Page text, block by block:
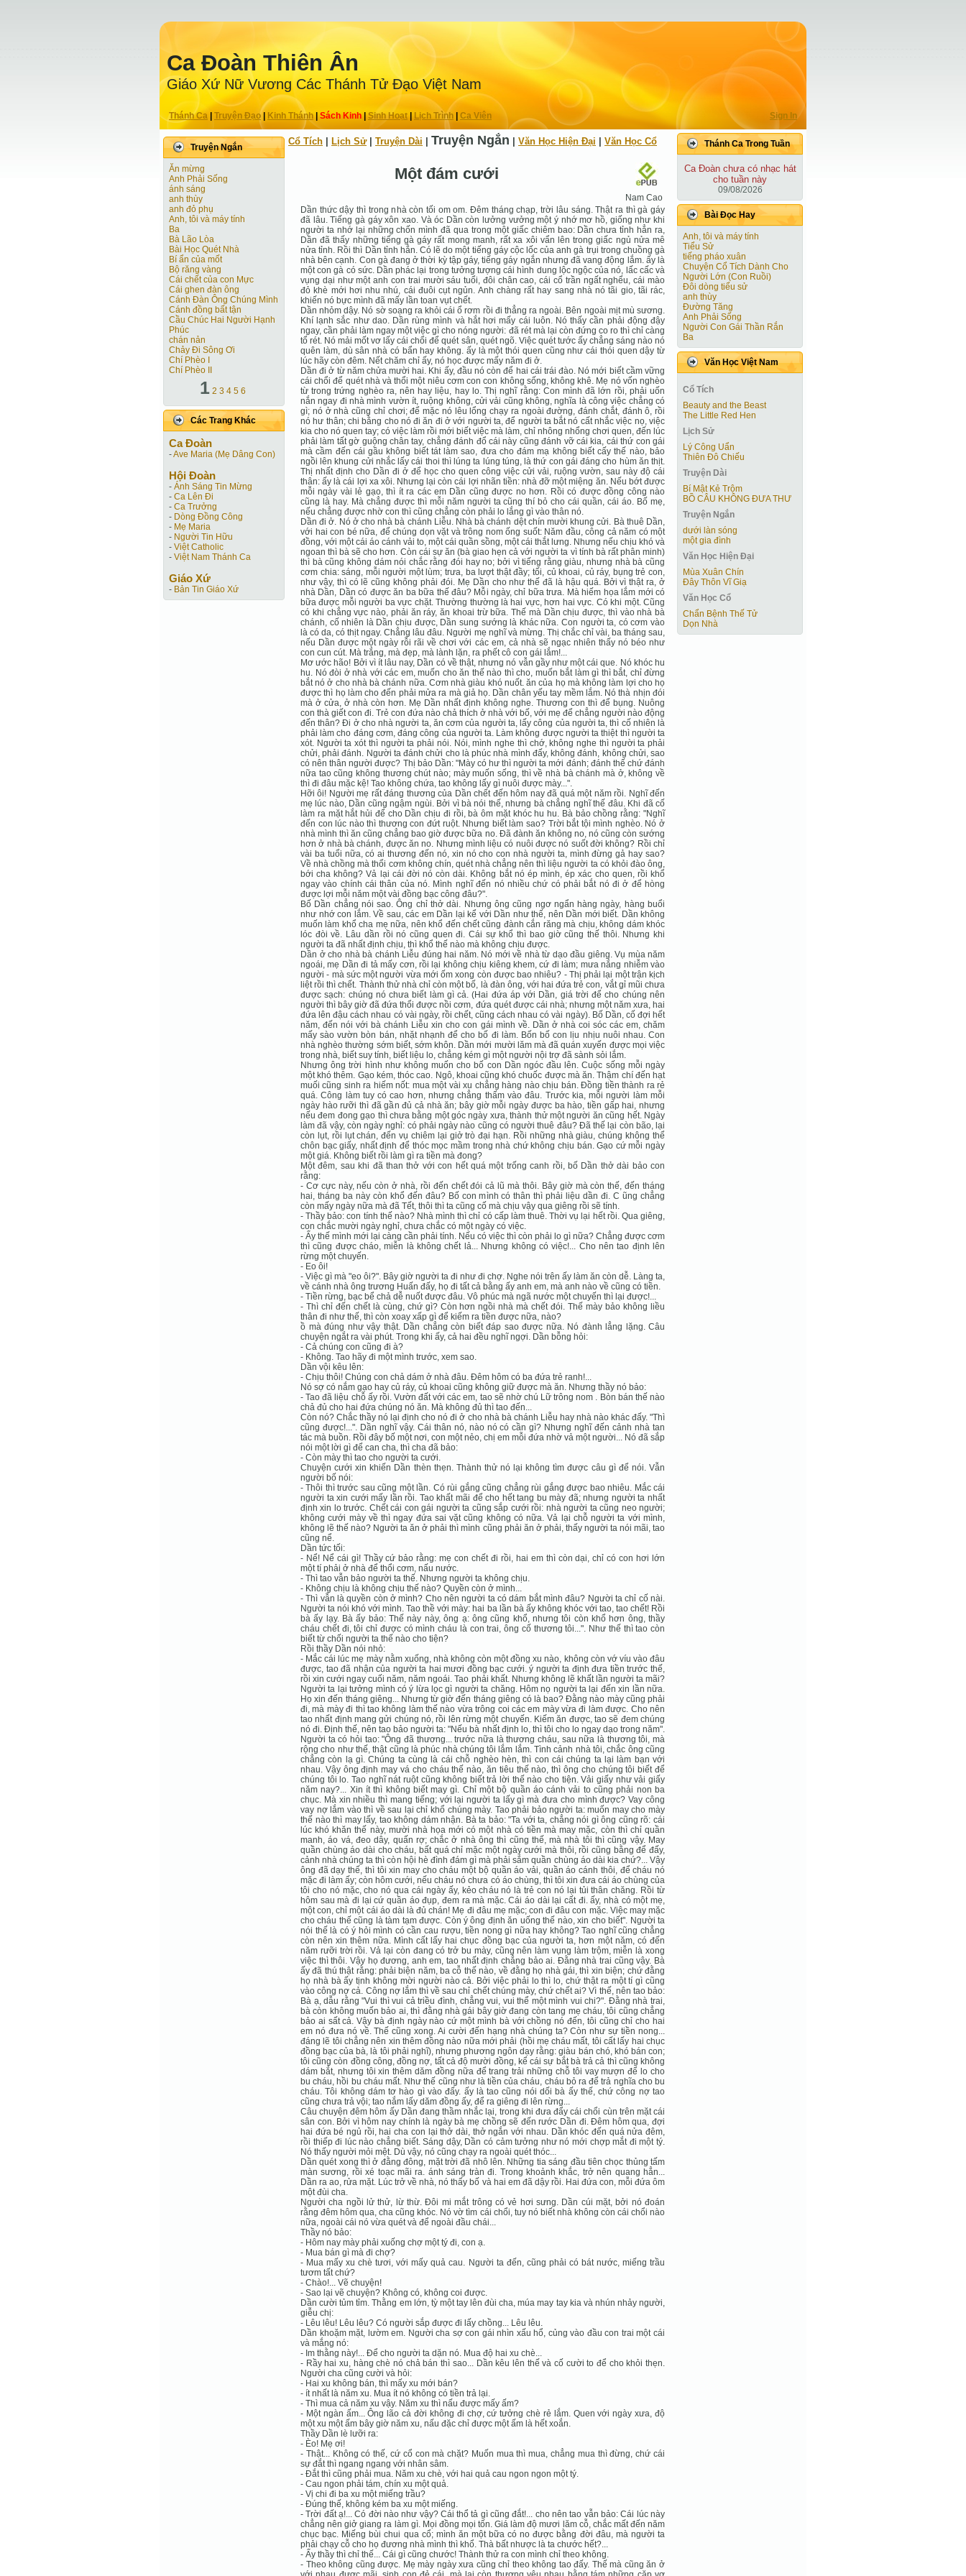
Ca Ðoàn Thiên Ân
Giáo Xứ Nữ Vương Các Thánh Tử Ðạo Việt Nam
Thánh Ca Truyện Ðạo| Kinh Thánh Sách Kinh|Sinh Hoạt| Lịch Trình Ca Viên Sign In
Truyện Ngắn
Ăn mừng
Anh Phải Sống
ánh sáng
anh thùy
anh đỏ phụ
Anh, tôi và máy tính
Ba
Bà Lão Lòa
Bài Học Quét Nhà
Bí ẩn của mốt
Bộ răng vàng
Cái chết của con Mực
Cái ghen đàn ông
Cánh Ðàn Ông Chúng Mình
Cánh đồng bất tận
Cầu Chúc Hai Người Hạnh
Phúc
chán nản
Chảy Đi Sông Ơi
Chí Phèo I
Chí Phèo II
1 2 3 4 5 6
Các Trang Khác
Ca Ðoàn
-Ave Maria (Mẹ Dâng Con)
Hội Ðoàn
- Ánh Sáng Tin Mừng
- Ca Lên Đi
- Ca Trưởng
- Dòng Đồng Công
- Mẹ Maria
- Người Tin Hữu
- Việt Catholic
- Việt Nam Thánh Ca
Giáo Xứ
- Bản Tin Giáo Xứ
Cổ Tích Lịch Sử| Truyện Dài Truyện Ngắn Văn Học Hiện Ðại Văn Học Cổ
Một đám cưới
Nam Cao
Dần thức dậy thì trong nhà còn tối om om. Ðêm tháng chạp, trời lâu sáng. Thật ra thì gà gáy
đã lâu. Tiếng gà gáy xôn xao. Và óc Dần còn lưởng vưởng một ý nhớ mơ hồ, giống như khi
người ta nhớ lại những chốn mình đã qua trong một giấc chiêm bao: Dần chưa tỉnh hẳn ra,
Dần đã thấy những tiếng gà gáy rất mong manh, rất xa xôi vẩn lên trong giấc ngủ nửa mê
nửa tỉnh. Rồi thì Dần tỉnh hẳn. Có lẽ do một tiếng gáy cộc lốc của anh gà trụi trong chuồng gà
nhà bên cạnh. Con gà đang ở thời kỳ tập gáy, tiếng gáy ngắn nhưng đã vang động lắm. ấy là
một con gà có sức. Dần phác lại trong tưởng tượng cái hình dung lộc ngộc của nó, lấc cấc và
vụng dại như một anh con trai mười sáu tuổi, đôi chân cao, cái cổ trần ngất nghểu, cái mào
đỏ khè mới hơi nhu nhú, cái đuôi cụt ngủn. Anh chàng rất hay sang nhà nó tãi gio, tãi rác,
khiến nó bực mình đã mấy lần toan vụt chết.
Dần nhỏm dậy. Nó sờ soạng ra khỏi cái ổ rơm rồi đi thẳng ra ngoài. Bên ngoài mịt mù sương.
Khí lạnh sắc như dao. Dần rùng mình và hắt hơi mấy cái luôn. Nó thấy cần phải động đậy
ngay, cần phải làm ngay một việc gì cho nóng người: đã rét mà lại còn đứng co ro thì chỉ càng
tổ rét. Nó mải mốt vơ lấy cái chổi để quét sân, quét ngõ. Việc quét tước ấy chẳng sáng nào nó
quên làm, dù sân nhà có bẩn hay không. ấy là một thói quen cũng như cái thói quen dậy từ
lúc hãy còn đêm. Nết chăm chỉ ấy, nó học được mấy năm đi ở.
Dần đi ở từ năm chửa mười hai. Khi ấy, đầu nó còn để hai cái trái đào. Nó mới biết cầm vững
cái chổi để quét nhà và thổi một niêu cơm con con không sống, không khê. Mẹ nó vốn nghèo
từ trong trứng nghèo ra, nên hay liệu, hay lo. Thị nghĩ rằng: Con mình đã lớn rồi, phải uốn
nắn ngay đi nhà mình vườn ít, ruộng không, cửi vải cũng không, nghĩa là công việc chẳng có
gì; nó ở nhà cũng chỉ chơi; để mặc nó lêu lổng chạy ra ngoài đường, đánh chắt, đánh ô, rồi
nó hư thân; chi bằng cho nó đi ăn đi ở với người ta, để người ta bắt nó cất nhắc việc nọ, việc
kia cho nó quen tay; có việc làm rồi mới biết việc mà làm, chỉ nhông nhổng chơi quen, đến lúc
phải làm tất gờ guộng chân tay, chẳng đánh đổ cái này cũng đánh vỡ cái kia, cái thứ con gái
mà cầm đến cái gầu không biết tát làm sao, đưa cho đám mạ không biết cấy thế nào, bảo
ngồi lên khung cửi nhắc lấy cái thoi thì lúng ta lúng túng, là thứ con gái đáng cho hùm ăn thịt.
Thị nhất định cho Dần đi ở để học cho quen công việc cửi vải, ruộng vườn, sau này độ cái
thân: ấy là cái lợi xa xôi. Nhưng lại còn cái lợi nhãn tiền: nhà đỡ một miệng ăn. Nếu bớt được
mỗi ngày vài lẻ gạo, thì ít ra các em Dần cũng được no hơn. Rồi có được đồng công nào
cũng là hay. Mà chẳng được thì mỗi năm người ta cũng thí bỏ cho cái quần, cái áo. Bố mẹ,
nếu chẳng được nhờ con thì cũng chẳng còn phải lo lắng gì vào thân nó.
Dần đi ở. Nó ở cho nhà bà chánh Liễu. Nhà bà chánh dệt chín mười khung cửi. Bà thuê Dần,
với hai con bé nữa, để chúng dọn vặt và trông nom ống suốt: Năm đầu, công cả năm có một
đồng, với một cái áo cánh vải to, một cái quần sồng, một cái thắt lưng. Nhưng nếu chịu khó và
ngoan thì bà sẽ cho hơn. Còn cái sự ăn (bà giao hẹn cả với người ta vì tính bà rất phân minh)
thì bà cũng không dám nói chắc rằng đói hay no; bởi vì tiếng rằng giàu, nhưng nhà bà cũng
cơm chia: sáng, mỗi người một lùm; trưa, ba lượt thật đầy; tối, củ khoai, củ ráy, bụng trẻ con,
như vậy, thì có lẽ cũng không phải đói. Mẹ Dần cho như thế đã là hậu quá. Bởi vì thật ra, ở
nhà Dần, Dần có được ăn ba bữa thế đâu? Mỗi ngày, chỉ bữa trưa. Mà hiếm họa lắm mới có
bữa được mỗi người ba vực chặt. Thường thường là hai vực, hơn hai vực. Có khi một. Cũng
có khi chẳng vực nào, phải ăn ráy, ăn khoai trừ bữa. Thế mà Dần chịu được, thì vào nhà bà
chánh, cố nhiên là Dần chịu được, Dần sung sướng là khác nữa. Con người ta, có cơm vào
là có da, có thịt ngay. Chẳng lâu đâu. Người mẹ nghĩ và mừng. Thị chắc chỉ vài, ba tháng sau,
nếu Dần được một ngày rỗi rãi về chơi với các em, cả nhà sẽ ngạc nhiên thấy nó béo như
con cun cút. Mà trắng, mà đẹp, mà lành lặn, ra phết cô con gái lắm!...
Mơ ước hão! Bởi vì ít lâu nay, Dần có về thật, nhưng nó vẫn gầy như một cái que. Nó khóc hu
hu. Nó đòi ở nhà với các em, muốn cho ăn thế nào thì cho, muốn bắt làm gì thì bắt, chỉ đừng
bắt nó ở cho nhà bà chánh nữa. Cơm nhà giàu khó nuốt. ăn của họ mà không làm lợi cho họ
được thì họ làm cho đến phải mửa ra mà giả họ. Dần chân yếu tay mềm lắm. Nó thà nhịn đói
mà ở cửa, ở nhà còn hơn. Mẹ Dần nhất định không nghe. Thương con thì để bụng. Nuông
con thà giết con đi. Trẻ con đứa nào chả thích ở nhà với bố, với mẹ để chẳng người nào động
đến thân? Ði ở cho nhà người ta, ăn cơm của người ta, lấy công của người ta, thì cố nhiên là
phải làm cho đáng cơm, đáng công của người ta. Làm không được người ta thiệt thì người ta
xót. Người ta xót thì người ta phải nói. Nói, mình nghe thì chớ, không nghe thì người ta phải
chửi, phải đánh. Người ta đánh chửi cho là phúc nhà mình đấy, không đánh, không chửi, sao
có nên thân người được? Thị bảo Dần: "Mày có hư thì người ta mới đánh; đánh thế chứ đánh
nữa tao cũng không thương chút nào; mày muốn sống, thì về nhà bà chánh mà ở, không về
thì đi đâu mặc kệ! Tao không chứa, tao không lấy gì nuôi được mày...".
Hỡi ôi! Người mẹ rất đáng thương của Dần chết đến hôm nay đã quá một năm rồi. Nghĩ đến
mẹ lúc nào, Dần cũng ngậm ngùi. Bởi vì bà nói thế, nhưng bà chẳng nghĩ thế đâu. Khi đã cố
làm ra mặt hắt hủi để cho Dần chịu đi rồi, bà ôm mặt khóc hu hu. Bà bảo chồng rằng: "Nghĩ
đến con lúc nào thì thương con đứt ruột. Nhưng biết làm sao? Trời bắt tội mình nghèo. Nó ở
nhà mình thì ăn cũng chẳng bao giờ được bữa no. Ðã đành ăn không no, nó cũng còn sướng
hơn ở nhà bà chánh, được ăn no. Nhưng mình liệu có nuôi được nó suốt đời không? Rồi chỉ
vài ba tuổi nữa, có ai thương đến nó, xin nó cho con nhà người ta, mình đừng gả hay sao?
Về nhà chồng mà thổi cơm không chín, quét nhà chẳng nên thì liệu người ta có khỏi đào ông,
bới cha không? Vả lại cái đời nó còn dài. Không bắt nó ép mình, ép xác cho quen, rồi khổ
ngay vào chính cái thân của nó. Mình nghĩ đến nó nhiều chứ có phải bắt nó đi ở để hòng
được lợi mỗi năm một vài đồng bạc công đâu?".
Bố Dần chẳng nói sao. Ông chỉ thở dài. Nhưng ông cũng ngơ ngẩn hàng ngày, hàng buổi
như nhớ con lắm. Về sau, các em Dần lại kể với Dần như thế, nên Dần mới biết. Dần không
muốn làm khổ cha mẹ nữa, nên khổ đến chết cũng đành cắn răng mà chịu, không dám khóc
lóc đòi về. Lâu dần rồi nó cũng quen đi. Cái sự khổ thì bao giờ cũng thế thôi. Nhưng khi
người ta đã nhất định chịu, thì khổ thế nào mà không chịu được.
Dần ở cho nhà bà chánh Liễu đúng hai năm. Nó mới về nhà từ dạo đầu giêng. Vụ mùa năm
ngoái, mẹ Dần đi tả mấy cơn, rồi lại không chịu kiêng khem, cứ đi làm; mưa nắng nhiễm vào
người - mà sức một người vừa mới ốm xong còn được bao nhiêu? - Thị phải lại một trận kịch
liệt rồi thì chết. Thành thử nhà chỉ còn một bố, là đàn ông, với hai đứa trẻ con, vắt gỉ mũi chưa
được sạch: chúng nó chưa biết làm gì cả. (Hai đứa áp với Dần, giá trời để cho chúng nên
người thì bây giờ đã đứa thổi được nồi cơm, đứa quét được cái nhà; nhưng một năm xưa, hai
đứa lên đậu cách nhau có vài ngày, rồi chết, cũng cách nhau có vài ngày). Bố Dần, cố đợi hết
năm, đến nói với bà chánh Liễu xin cho con gái mình về. Dần ở nhà coi sóc các em, chăm
mấy sào vườn bòn bán, nhặt nhạnh để cho bố đi làm. Bốn bố con lịu nhịu nuôi nhau. Con
nhà nghèo thường sớm biết, sớm khôn. Dần mới mười lăm mà đã quán xuyến được mọi việc
trong nhà, biết suy tính, biết liệu lo, chẳng kém gì một người nội trợ đã sành sỏi lắm.
Nhưng ông trời hình như không muốn cho bố con Dần ngóc đầu lên. Cuộc sống mỗi ngày
một khó thêm. Gạo kém, thóc cao. Ngô, khoai cũng khó chuốc được mà ăn. Thậm chí đến hạt
muối cũng sinh ra hiếm nốt: mua một vài xu chẳng hàng nào chịu bán. Ðồng tiền thành ra rẻ
quá. Công làm tuy có cao hơn, nhưng chẳng thấm vào đâu. Trước kia, mỗi người làm mỗi
ngày hào rưỡi thì đã gần đủ cả nhà ăn; bây giờ mỗi ngày được ba hào, tiền gấp hai, nhưng
nếu đem đong gạo thì chưa bằng một góc ngày xưa, thành thử một người ăn cũng hết. Ngày
làm đã vậy, còn ngày nghỉ: có phải ngày nào cũng có người thuê đâu? Ðã thế lại còn bão, lại
còn lụt, rồi lụt chán, đến vụ chiêm lại giở trò đại hạn. Rồi những nhà giàu, chúng không thể
chôn bạc giấy, nhất định để thóc mọc mầm trong nhà chứ không chịu bán. Gạo cứ mỗi ngày
một giá. Không biết rồi làm gì ra tiền mà đong?
Một đêm, sau khi đã than thở với con hết quá một trống canh rồi, bố Dần thở dài bảo con
rằng:
- Cơ cực này, nếu còn ở nhà, rồi đến chết đói cả lũ mà thôi. Bây giờ mà còn thế, đến tháng
hai, tháng ba này còn khổ đến đâu? Bố con mình có thân thì phải liệu dần đi. C ũng chẳng
còn mấy ngày nữa mà đã Tết, thôi thì ta cũng cố mà chịu vậy qua giêng rồi sẽ tính.
- Thầy bảo: con tính thế nào? Nhà mình thì chỉ có cấp làm thuê. Thời vụ lại hết rồi. Qua giêng,
con chắc mười ngày nghỉ, chưa chắc có một ngày có việc.
- Ấy thế mình mới lại càng cần phải tính. Nếu có việc thì còn phải lo gì nữa? Chẳng được cơm
thì cũng được cháo, miễn là không chết lả... Nhưng không có việc!... Cho nên tao định lên
rừng một chuyến.
- Eo ôi!
- Việc gì mà "eo ôi?". Bây giờ người ta đi như đi chợ. Nghe nói trên ấy làm ăn còn dễ. Làng ta,
về cánh nhà ông trương Huấn đấy, họ đi tất cả bằng ấy anh em, mà anh nào về cũng có tiền.
- Tiền rừng, bạc bể chả dễ nuốt được đâu. Vô phúc mà ngã nước một chuyến thì lại được!...
- Thì chỉ đến chết là cùng, chứ gì? Còn hơn ngồi nhà mà chết đói. Thế mày bảo không liều
thân đi như thế, thì còn xoay xấp gì để kiếm ra tiền được nữa, nào?
ồ mà đúng như vậy thật. Dần chẳng còn biết đáp sao được nữa. Nó đành lẳng lặng. Câu
chuyện ngắt ra vài phút. Trong khi ấy, cả hai đều nghĩ ngợi. Dần bỗng hỏi:
- Cả chúng con cũng đi à?
- Không. Tao hãy đi một mình trước, xem sao.
Dần vội kêu lên:
- Chịu thôi! Chúng con chả dám ở nhà đâu. Ðêm hôm có ba đứa trẻ ranh!...
Nó sợ có nắm gạo hay củ ráy, củ khoai cũng không giữ được mà ăn. Nhưng thầy nó bảo:
- Tao đã liệu chỗ ấy rồi. Vườn đất với các em, tao sẽ nhờ chú Lữ trông nom . Bòn bán thế nào
chả đủ cho hai đứa chúng nó ăn. Mà không đủ thì tao đến...
Còn nó? Chắc thầy nó lại định cho nó đi ở cho nhà bà chánh Liễu hay nhà nào khác đấy. "Thì
cũng được!...". Dần nghĩ vậy. Cái thân nó, nào nó có cần gì? Nhưng nghĩ đến cảnh nhà tan
tác mà buồn. Rồi đây bố một nơi, con một nẻo, chị em mỗi đứa nhờ vả một người... Nó đã sắp
nói một lời gì để can cha, thì cha đã bảo:
- Còn mày thì tao cho người ta cưới.
Chuyện cưới xin khiến Dần thèn thẹn. Thành thử nó lại không tìm được câu gì để nói. Vẫn
người bố nói:
- Thôi thì trước sau cũng một lần. Có rùi gắng cũng chẳng rùi gắng được bao nhiêu. Mắc cái
người ta xin cưới mấy lần rồi. Tao khất mãi để cho hết tang bu mày đã; nhưng người ta nhất
định xin lo trước. Chết cái con gái người ta cũng sắp cưới rồi: nhà người ta cũng neo người;
không cưới mày về thì ngay đứa sai vặt cũng không có nữa. Vả lại chỗ người ta với mình,
không lẽ thế nào? Người ta ăn ở phải thì mình cũng phải ăn ở phải, thấy người ta nói mãi, tao
cũng nể.
Dần tức tối:
- Nể! Nể cái gì! Thầy cứ bảo rằng: mẹ con chết đi rồi, hai em thì còn dại, chỉ có con hơi lớn
một tí phải ở nhà để thổi cơm, nấu nước.
- Thì tao vẫn bảo người ta thế. Nhưng người ta không chịu.
- Không chịu là không chịu thế nào? Quyền còn ở mình...
- Thì vẫn là quyền còn ở mình? Cho nên người ta có dám bắt mình đâu? Người ta chỉ cố nài.
Người ta nói khó với mình. Tao thề với mày: hai ba lần bà ấy không khóc với tao, tao chết! Rồi
bà ấy lạy. Bà ấy bảo: Thế này này, ông ạ: ông cũng khổ, nhưng tôi còn khổ hơn ông, thầy
cháu chết đi, tôi chỉ được có mình cháu là con trai, ông cố thương tôi...". Như thế thì tao còn
biết từ chối người ta thế nào cho tiện?
Rồi thầy Dần nói nhỏ:
- Mắc cái lúc mẹ mày nằm xuống, nhà không còn một đồng xu nào, không còn vớ víu vào đâu
được, tao đã nhận của người ta hai mươi đồng bạc cưới. ý người ta định đưa tiền trước thế,
rồi xin cưới ngay cuối năm, năm ngoái. Tao phải khất. Nhưng không lẽ khất lần người ta mãi?
Người ta lại tưởng mình có ý lừa lọc gì người ta chăng. Hôm nọ người ta lại đến xin lần nữa.
Họ xin đến tháng giêng... Nhưng từ giờ đến tháng giêng có là bao? Ðằng nào mày cũng phải
đi, mà mày đi thì tao không làm thế nào vừa trông coi các em mày vừa đi làm được. Cho nên
tao nhất định mang gửi chúng nó, rồi lên rừng một chuyến. Kiếm ăn được, tao sẽ đem chúng
nó đi. Ðịnh thế, nên tao bảo người ta: "Nếu bà nhất định lo, thì tôi cho lo ngay dạo trong năm".
Người ta có hỏi tao: "Ông đã thương... trước nữa là thương cháu, sau nữa là thương tôi, mà
rộng cho như thế, thật cũng là phúc nhà chúng tôi lắm lắm. Tình cảnh nhà tôi, chắc ông cũng
chẳng còn lạ gì. Chúng ta cùng là cái chỗ nghèo hèn, thì con cái chúng ta lại làm bạn với
nhau. Vậy ông định may vá cho cháu thế nào, ăn tiêu thế nào, thì ông cho chúng tôi biết để
chúng tôi lo. Tao nghĩ nát ruột cũng không biết trả lời thế nào cho tiện. Vải giấy như vải giấy
năm nay?... Xin ít thì không biết may gì. Chỉ một bộ quần áo cánh vải to cũng phải non ba
chục. Mà xin nhiều thì mang tiếng; với lại người ta lấy gì mà đưa cho mình được? Vay công
vay nợ lắm vào thì về sau lại chỉ khổ chúng mày. Tao phải bảo người ta: muốn may cho mày
thế nào thì may lấy, tao không dám nhận. Bà ta bảo: "Ta với ta, chẳng nói gì ông cũng rõ: cái
lúc khó khăn thế này, mười nhà họa mới có một nhà có tiền mà may mặc, còn thì chỉ quần
manh, áo vá, đeo dây, quấn rợ; chắc ở nhà ông thì cũng thế, mà nhà tôi thì cũng vậy. May
quần chùng áo dài cho cháu, bất quá chỉ mặc một ngày cưới mà thôi, rồi cũng bằng để đấy,
cảnh nhà chúng ta thì còn hội hè đình đám gì mà phải sắm quần chùng áo dài kia chứ?... Vậy
ông đã dạy thế, thì tôi xin may cho cháu một bộ quần áo vải, quần áo cánh thôi, để cháu nó
mặc đi làm ấy; còn hôm cưới, nếu cháu nó chưa có áo chùng, thì tôi xin đưa cái áo chùng của
tôi cho nó mặc, cho nó qua cái ngày ấy, kẻo cháu nó là trẻ con nó lại tủi thân chăng. Rồi từ
hôm sau mà đi lại cứ quần áo đụp, đem ra mà mặc. Cái áo dài lại cất đi. ấy, nhà có một mẹ,
một con, chỉ một cái áo dài là đủ chán! Mẹ đi đâu mẹ mặc; con đi đâu con mặc. Việc may mặc
cho cháu thế cũng là tàm tạm được. Còn ý ông định ăn uống thế nào, xin cho biết". Người ta
nói thế là có ý hỏi mình có cần cau rượu, tiền nong gì nữa hay không? Tao nghĩ cũng chẳng
còn nên xin thêm nữa. Mình cất lấy hai chục đồng bạc của người ta, hơn một năm, có đến
năm rưỡi trời rồi. Vả lại còn đang có trở bu mày, cũng nên làm vụng làm trộm, miễn là xong
việc thì thôi. Vậy họ đương, anh em, tao nhất định chẳng bảo ai. Ðằng nhà trai cũng vậy. Bà
ấy đã thú thật rằng: phải biện năm, ba cỗ thế nào, về đằng họ nhà gái, thì xin biện; chứ đằng
họ nhà bà ấy tịnh không mời người nào cả. Bởi việc phải lo thì lo, chứ thật ra một tí gì cũng
vào công nợ cả. Công nợ lắm thì về sau chỉ chết chúng mày, chứ chết ai? Vì thế, nên tao bảo:
Bà ạ, dẫu rằng "Vui thì vui cả triều đình, chẳng vui, vui thể một mình vui chi?". Ðằng nhà trai,
bà còn không muốn bảo ai, thì đằng nhà gái bây giờ đang còn tang mẹ cháu, tôi cũng chẳng
bảo ai sất cả. Vậy bà định ngày nào cứ một mình bà với chồng nó đến, tôi cũng chỉ cho hai
em nó đưa nó về. Thế cũng xong. Ai cười đến hạng nhà chúng ta? Còn như sự tiền nong...
đáng lẽ tôi chẳng nên xin thêm đồng nào nữa mới phải (hồi mẹ cháu mất, tôi cất lấy hai chục
đồng bạc của bà, là tôi phải nghĩ), nhưng phương ngôn dạy rằng: giàu bán chó, khó bán con;
tôi cũng còn đồng công, đồng nợ, tất cả độ mười đồng, kể cái sự bắt bà trả cả thì cũng không
dám bắt, nhưng tôi xin thêm dăm đồng nữa để trang trải những chỗ tôi vay mượn để lo cho
bu cháu, hồi bu cháu mất. Như thế cũng như là tiền của cháu, cháu bỏ ra để trả nghĩa cho bu
cháu. Tôi không dám tơ hào gì vào đấy. ấy là tao cũng nói dối bà ấy thế, chứ công nợ tao
cũng chưa trả vội; tao nắm lấy dăm đồng ấy, để ra giêng đi lên rừng...
Câu chuyện đêm hôm ấy Dần đang thầm nhắc lại, trong khi đưa đẩy cái chổi cùn trên mặt cái
sân con. Bởi vì hôm nay chính là ngày bà mẹ chồng sẽ đến rước Dần đi. Ðêm hôm qua, đợi
hai đứa bé ngủ rồi, hai cha con lại thở dài, thở ngắn với nhau. Dần khóc đến quá nửa đêm,
rồi thiếp đi lúc nào chẳng biết. Sáng dậy, Dần có cảm tưởng như nó mới chợp mắt đi một tý.
Nó thấy người mỏi mệt. Dù vậy, nó cũng chạy ra ngoài quét thóc...
Dần quét xong thì ở đằng đông, mặt trời đã nhô lên. Những tia sáng đầu tiên chọc thủng tấm
màn sương, rồi xé toạc mãi ra. ánh sáng tràn đi. Trong khoảnh khắc, trở nên quang hẳn...
Dần ra ao, rửa mặt. Lúc trở về nhà, nó thấy bố và hai em đã dậy rồi. Hai đứa con, mỗi đứa ôm
một đùi cha.
Người cha ngồi lử thử, lừ thừ. Ðôi mi mắt trông có vẻ hơi sưng. Dần cúi mặt, bởi nó đoán
rằng đêm hôm qua, cha cũng khóc. Nó vờ tìm cái chổi, tuy nó biết nhà không còn cái chổi nào
nữa, ngoài cái nó vừa quét và để ngoài đầu chái...
Thầy nó bảo:
- Hôm nay mày phải xuống chợ một tý đi, con ạ.
- Mua bán gì mà đi chợ?
- Mua mấy xu chè tươi, với mấy quả cau. Người ta đến, cũng phải có bát nước, miếng trầu
tươm tất chứ?
- Chào!... Vẽ chuyện!
- Sao lại vẽ chuyện? Không có, không coi được.
Dần cười tủm tỉm. Thằng em lớn, tỳ một tay lên đùi cha, múa may tay kia và nhún nhảy người,
giễu chị:
- Lêu lêu! Lêu lêu? Có người sắp được đi lấy chồng... Lêu lêu.
Dần khoặm mặt, lườm em. Người cha sợ con gái nhìn xấu hổ, củng vào đầu con trai một cái
và mắng nó:
- Im thằng này!... Ðể cho người ta dặn nó. Mua độ hai xu chè...
- Rầy hai xu, hàng chè nó chả bán thì sao... Dần kêu lên thế và cố cười to để cho khỏi thẹn.
Người cha cũng cười và hỏi:
- Hai xu không bán, thì mấy xu mới bán?
- ít nhất là năm xu. Mua ít nó không có tiền trả lại.
- Thì mua cả năm xu vậy. Năm xu thì nấu được mấy ấm?
- Một ngàn ấm... Ông lão cả đời không đi chợ, cứ tưởng chè rẻ lắm. Quen với ngày xưa, độ
một xu một ấm bây giờ năm xu, nấu đặc chỉ được một ấm là hết xoắn.
Thầy Dần lè lưỡi ra:
- Èo! Mẹ ơi!
- Thật... Không có thế, cứ cổ con mà chặt? Muốn mua thì mua, chẳng mua thì đừng, chứ cái
sự đắt thì ngang ngang với nhân sâm.
- Ðắt thì cũng phải mua. Năm xu chè, với hai quả cau ngon ngon một tý.
- Cau ngon phải tám, chín xu một quả.
- Vị chi đi ba xu một miếng trầu?
- Ðúng thế, không kém ba xu một miếng.
- Trời đất ạ!... Có đời nào như vậy? Cái thổ tả gì cũng đắt!... cho nên tao vẫn bảo: Cái lúc này
chẳng nên giở giang ra làm gì. Mọi đồng mọi tốn. Giá làm độ mươi lăm cỗ, chắc mất đến năm
chục bạc. Miếng bùi chui qua cổ; mình ăn một bữa có no được bằng đời đâu, mà người ta
phải chạy cỗ cho họ đương nhà mình thì khổ. Thà bất nhược là ta chước hết?...
- Ấy thầy thì chỉ thế... Cái gì cũng chước! Thành thử ra con mình chỉ theo không.
- Theo không cũng được. Mẹ mày ngày xưa cũng chỉ theo không tao đấy. Thế mà cũng ăn ở
Thánh Ca Trong Tuần
Ca Ðoàn chưa có nhạc hát
cho tuần này
09/08/2026
Bài Ðọc Hay
Anh, tôi và máy tính
Tiểu Sử
tiếng pháo xuân
Chuyện Cổ Tích Dành Cho
Người Lớn (Con Ruồi)
Đôi dòng tiểu sử
anh thùy
Đường Tăng
Anh Phải Sống
Người Con Gái Thần Rắn
Ba
Văn Học Việt Nam
Cổ Tích
Beauty and the Beast
The Little Red Hen
Lịch Sử
Lý Công Uẩn
Thiên Đô Chiếu
Truyện Dài
Bí Mật Kẻ Trộm
BỒ CÂU KHÔNG ĐƯA THƯ
Truyện Ngắn
dưới làn sóng
một gia đình
Văn Học Hiện Ðại
Mùa Xuân Chín
Đây Thôn Vĩ Giạ
Văn Học Cổ
Chẩn Bệnh Thế Tử
Dọn Nhà